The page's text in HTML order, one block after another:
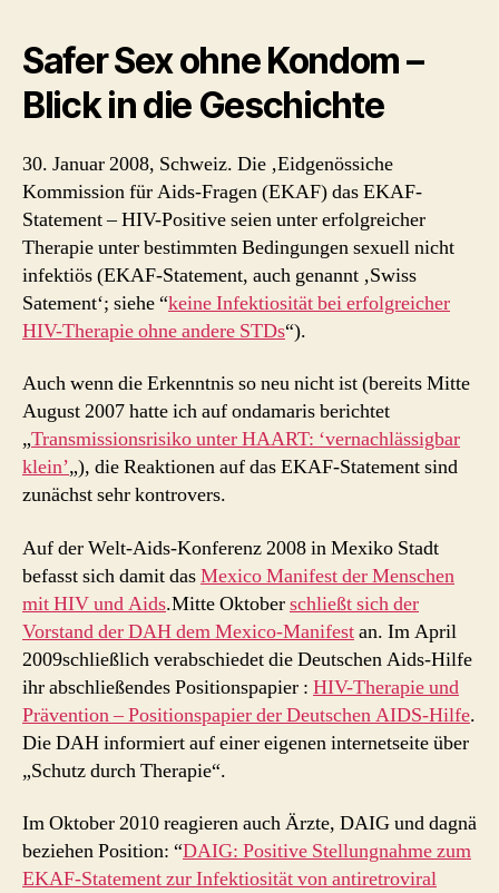
Safer Sex ohne Kondom –
Blick in die Geschichte
30. Januar 2008, Schweiz. Die ‚Eidgenössiche
Kommission für Aids-Fragen (EKAF) das EKAF-
Statement – HIV-Positive seien unter erfolgreicher
Therapie unter bestimmten Bedingungen sexuell nicht
infektiös (EKAF-Statement, auch genannt ‚Swiss
Satement‘; siehe “keine Infektiosität bei erfolgreicher
HIV-Therapie ohne andere STDs“).
Auch wenn die Erkenntnis so neu nicht ist (bereits Mitte
August 2007 hatte ich auf ondamaris berichtet
„Transmissionsrisiko unter HAART: ‘vernachlässigbar
klein’„), die Reaktionen auf das EKAF-Statement sind
zunächst sehr kontrovers.
Auf der Welt-Aids-Konferenz 2008 in Mexiko Stadt
befasst sich damit dasMexico Manifest der Menschen
mit HIV und Aids.Mitte Oktoberschließt sich der
Vorstand der DAH dem Mexico-Manifestan. Im April
2009schließlich verabschiedet die Deutschen Aids-Hilfe
ihr abschließendes Positionspapier : HIV-Therapie und
Prävention – Positionspapier der Deutschen AIDS-Hilfe.
Die DAH informiert auf einer eigenen internetseite über
„Schutz durch Therapie“.
Im Oktober 2010 reagieren auch Ärzte, DAIG und dagnä
beziehen Position: “DAIG: Positive Stellungnahme zum
EKAF-Statement zur Infektiosität von antiretroviral